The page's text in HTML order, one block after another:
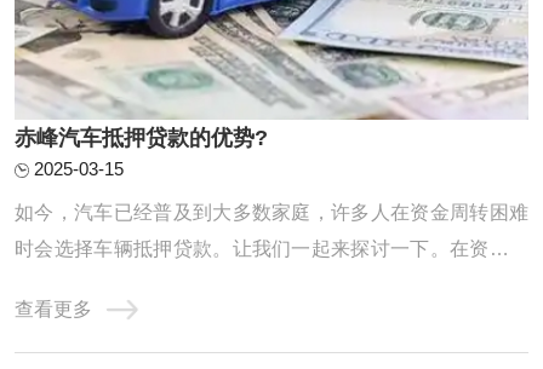
赤峰汽车抵押贷款的优势?
2025-03-15
如今，汽车已经普及到大多数家庭，许多人在资金周转困难
时会选择车辆抵押贷款。让我们一起来探讨一下。在资金周
有车的朋友来说，车辆抵押贷款可能是一个不错的选择。但
你是否真正了解这种贷款方式的优缺点？什么情况下才适合
查看更多